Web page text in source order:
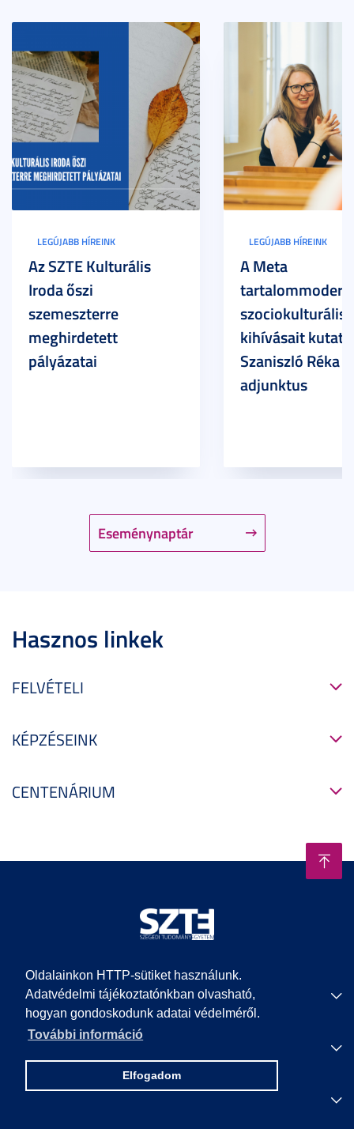
Oldalainkon HTTP-sütiket használunk.
Adatvédelmi tájékoztatónkban olvasható,
hogyan gondoskodunk adatai védelméről.
További információ
Elfogadom
Eseménynaptár
LEGÚJABB HÍREINK
Az SZTE Kulturális
Iroda őszi
szemeszterre
meghirdetett
pályázatai
LEGÚJABB HÍREINK
A Meta
szociokulturális
kihívásait
Szaniszló Réka
adjunktus
Hasznos linkek
FELVÉTELI
KÉPZÉSEINK
CENTENÁRIUM
EGYETEMI KAROK